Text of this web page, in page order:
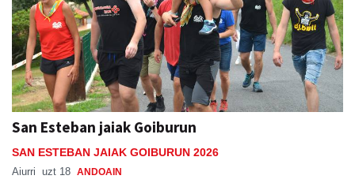
San Esteban jaiak Goiburun
SAN ESTEBAN JAIAK GOIBURUN 2026
Aiurri uzt 18 ANDOAIN